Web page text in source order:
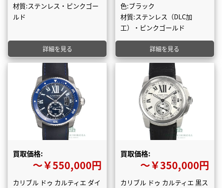
材質:ステンレス・ピンクゴー
ルド
詳細を見る
色:ブラック
材質:ステンレス（DLC加
工）・ピンクゴールド
詳細を見る
買取価格:
〜￥550,000円
カリブル ドゥ カルティエ ダイ
買取価格:
〜￥350,000円
カリブル ドゥ カルティエ 黒ス